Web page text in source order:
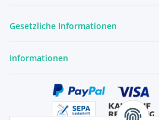
Gesetzliche Informationen
Informationen